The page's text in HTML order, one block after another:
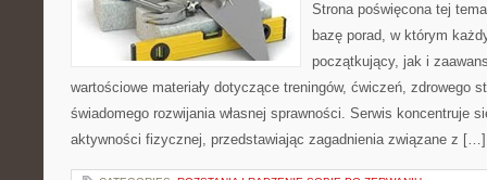
Strona poświęcona tej
bazę porad, w którym
początkujący, jak i
wartościowe materiały dotyczące treningów, ćwiczeń, zdrowego
świadomego rozwijania własnej sprawności. Serwis koncentruje
aktywności fizycznej, przedstawiając zagadnienia związane z […]